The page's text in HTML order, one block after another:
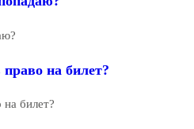
право на билет?
билет?